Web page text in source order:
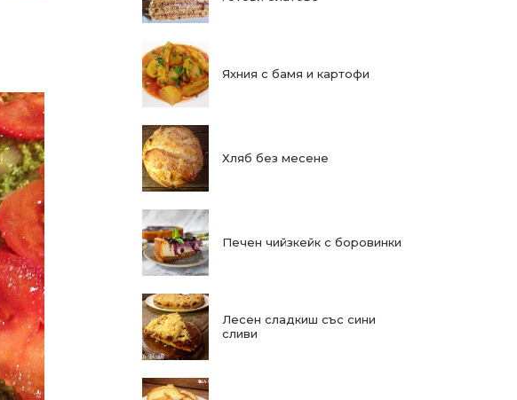
Яхния с бамя и картофи
Хляб без месене
Печен чийзкейк с боровинки
Лесен сладкиш със сини
сливи